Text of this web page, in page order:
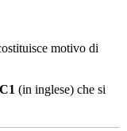
motivo di
C1 (in inglese) che si